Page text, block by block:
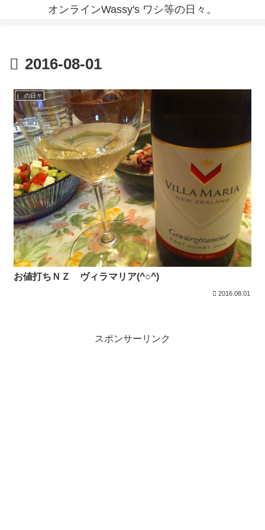
オンラインWassy's ワシ等の日々。
2016-08-01
j の日々
お値打ちＮＺ ヴィラマリア(^○^)
2016.08.01
スポンサーリンク